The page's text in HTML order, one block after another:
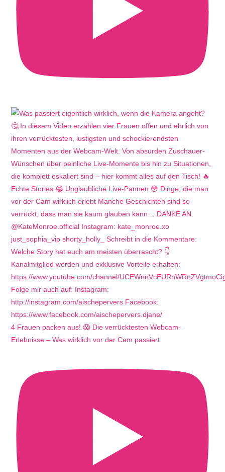
4 Frauen packen aus! 😱 Die verrücktesten Webcam-
Erlebnisse – Was wirklich vor der Cam passiert